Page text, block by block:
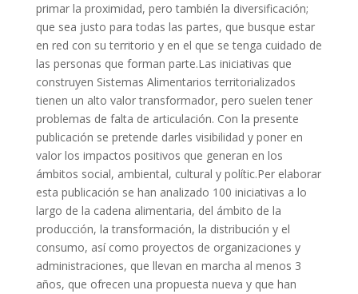
primar la proximidad, pero también la diversificación;
que sea justo para todas las partes, que busque estar
en red con su territorio y en el que se tenga cuidado de
las personas que forman parte.Las iniciativas que
construyen Sistemas Alimentarios territorializados
tienen un alto valor transformador, pero suelen tener
problemas de falta de articulación. Con la presente
publicación se pretende darles visibilidad y poner en
valor los impactos positivos que generan en los
ámbitos social, ambiental, cultural y polític.Per elaborar
esta publicación se han analizado 100 iniciativas a lo
largo de la cadena alimentaria, del ámbito de la
producción, la transformación, la distribución y el
consumo, así como proyectos de organizaciones y
administraciones, que llevan en marcha al menos 3
años, que ofrecen una propuesta nueva y que han